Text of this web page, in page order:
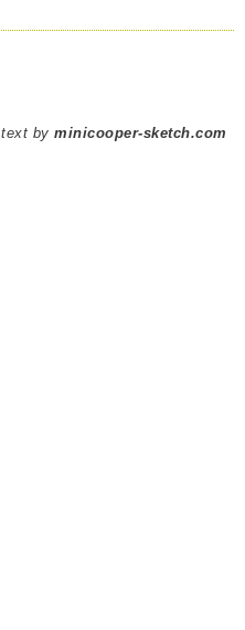
text byminicooper-sketch.com